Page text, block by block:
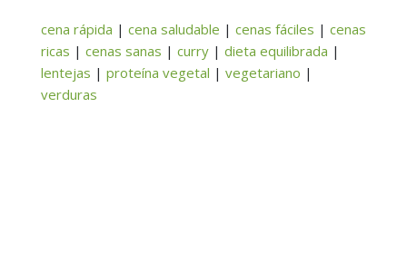
cena rápida | cena saludable | cenas fáciles | cenas
ricas | cenas sanas | curry| dieta equilibrada |
lentejas | proteína vegetal | vegetariano |
verduras